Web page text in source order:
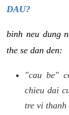
DAU?
binh neu dung
the se dan den:
"cau be"
chieu dai
tre vi thanh